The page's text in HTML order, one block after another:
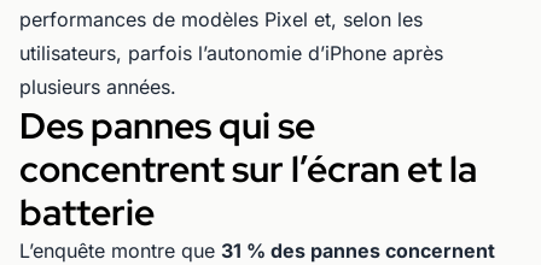
performances de modèles Pixel et, selon les
utilisateurs, parfois l’autonomie d’iPhone après
plusieurs années.
Des pannes qui se
concentrent sur l’écran et la
batterie
L’enquête montre que 31 % des pannes concernent